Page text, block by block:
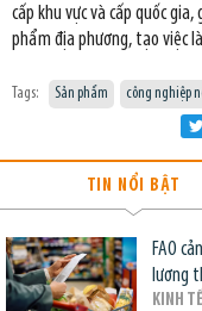
cấp khu vực và cấp quốc
phẩm địa phương, tạo việc
Tags: Sản phẩm công nghiệp
TIN NỔI BẬT
FAO
lương
KINH TẾ